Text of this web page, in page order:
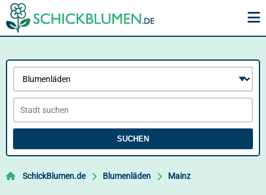
SUCHEN
SchickBlumen.de Blumenläden Mainz